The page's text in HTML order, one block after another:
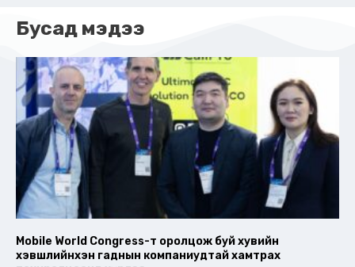
Бусад мэдээ
Mobile World Congress-т оролцож буй хувийн
хэвшлийнхэн гаднын компаниудтай хамтрах